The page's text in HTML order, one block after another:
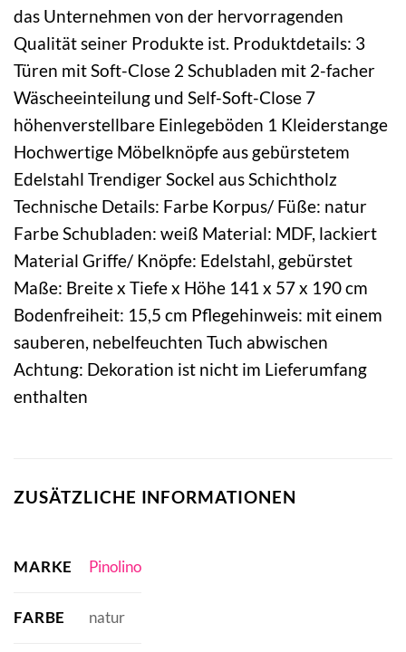
das Unternehmen von der hervorragenden
Qualität seiner Produkte ist. Produktdetails: 3
Türen mit Soft-Close 2 Schubladen mit 2-facher
Wäscheeinteilung und Self-Soft-Close 7
höhenverstellbare Einlegeböden 1 Kleiderstange
Hochwertige Möbelknöpfe aus gebürstetem
Edelstahl Trendiger Sockel aus Schichtholz
Technische Details: Farbe Korpus/ Füße: natur
Farbe Schubladen: weiß Material: MDF, lackiert
Material Griffe/ Knöpfe: Edelstahl, gebürstet
Maße: Breite x Tiefe x Höhe 141 x 57 x 190 cm
Bodenfreiheit: 15,5 cm Pflegehinweis: mit einem
sauberen, nebelfeuchten Tuch abwischen
Achtung: Dekoration ist nicht im Lieferumfang
enthalten
ZUSÄTZLICHE INFORMATIONEN
MARKE Pinolino
FARBE natur